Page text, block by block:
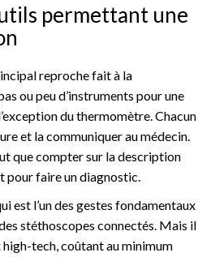
permettant une
reproche fait à la
ou peu d’instruments pour une
du thermomètre. Chacun
et la communiquer au médecin.
que compter sur la description
pour faire un diagnostic.
est l’un des gestes fondamentaux
stéthoscopes connectés. Mais il
tech, coûtant au minimum